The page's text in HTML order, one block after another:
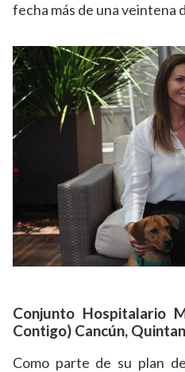
fecha más de una veintena
Conjunto Hospitalario
Contigo) Cancún,
Como parte de su plan